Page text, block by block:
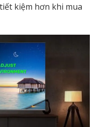
kiệm hơn khi mua